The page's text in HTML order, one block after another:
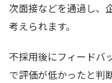
次面接などを通過し、
考えられます。
不採用後にフィードバ
で評価が低かったと判